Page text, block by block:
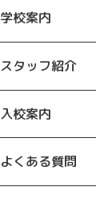
学校案内
スタッフ紹介
入校案内
よくある質問